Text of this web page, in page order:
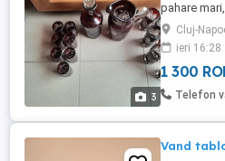
3
pahare
maner.
Cluj-
ieri 16:28
1 300
Telefon
Vand